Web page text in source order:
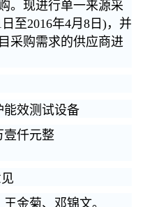
。现进行单一来源采
日至2016年4月 8 日)，并
采购需求的供应商进
能效测试设备
壹仟元整
王金菊、 邓锦文。